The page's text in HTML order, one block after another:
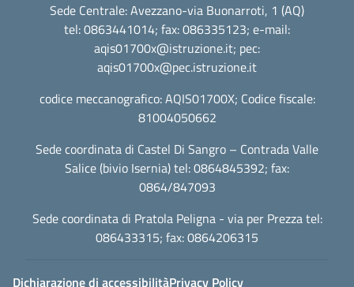
Sede Centrale: Avezzano-via Buonarroti, 1 (AQ)
tel: 0863441014; fax: 086335123; e-mail:
aqis01700x@istruzione.it; pec:
aqis01700x@pec.istruzione.it
codice meccanografico: AQIS01700X; Codice fiscale:
81004050662
Sede coordinata di Castel Di Sangro – Contrada Valle
Salice (bivio Isernia) tel: 0864845392; fax:
0864/847093
Sede coordinata di Pratola Peligna - via per Prezza tel:
086433315; fax: 0864206315
Dichiarazione di accessibilitàPrivacy Policy